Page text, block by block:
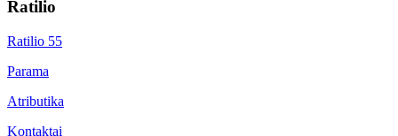
Ratilio
Ratilio 55
Parama
Atributika
Kontaktai